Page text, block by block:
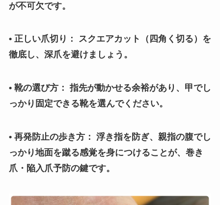
が不可欠です。
• 正しい爪切り： スクエアカット（四角く切る）を
徹底し、深爪を避けましょう。
• 靴の選び方： 指先が動かせる余裕があり、甲でし
っかり固定できる靴を選んでください。
• 再発防止の歩き方： 浮き指を防ぎ、親指の腹でし
っかり地面を蹴る感覚を身につけることが、巻き
爪・陥入爪予防の鍵です。